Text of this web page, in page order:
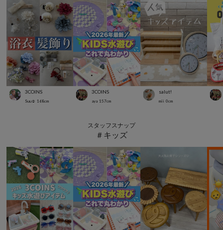
3COINS
Suu☺︎ 168cm
3COINS
aya 157cm
salut!
mii 0cm
スタッフスナップ
＃キッズ